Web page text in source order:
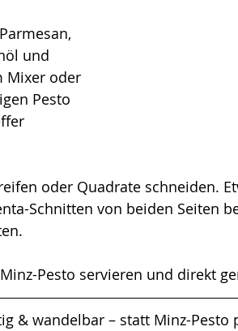
und
Mixer oder
Pesto
oder Quadrate schneiden.
Schnitten von beiden Seiten
Pesto servieren und direkt
& wandelbar – statt Minz-Pesto